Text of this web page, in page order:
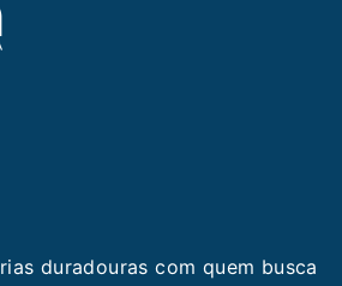
duradouras com quem busca